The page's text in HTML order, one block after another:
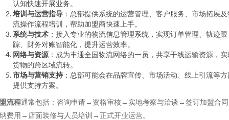
认知快速开展业务。
培训与运营指导 ：总部提供系统的运营管理、客户服务、市场拓展及
流操作流程培训，帮助加盟商快速上手。
系统与技术 ：接入专业的物流信息管理系统，实现订单管理、轨迹跟
踪、财务对账智能化，提升运营效率。
网络与资源 ：成为丰通全国物流网络的一员，共享干线运输资源，实
货物的跨区域流转。
市场与营销支持 ：总部可能会在品牌宣传、市场活动、线上引流等方
提供支持方案。
流程通常包括：咨询申请→资格审核→实地考察与洽谈→签订加盟合
费用→店面装修与人员培训→正式开业运营。